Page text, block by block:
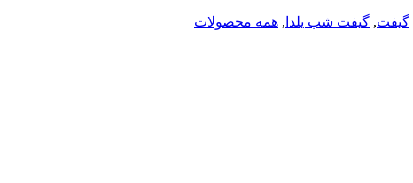
گیفت, گیفت شب یلدا , همه محصولات